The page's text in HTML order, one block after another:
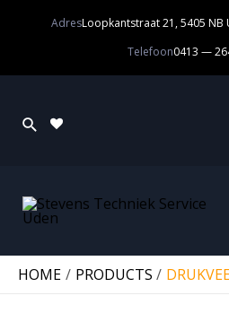
AdresLoopkantstraat 21, 5405 NB
Telefoon0413 —
HOME PRODUCTS